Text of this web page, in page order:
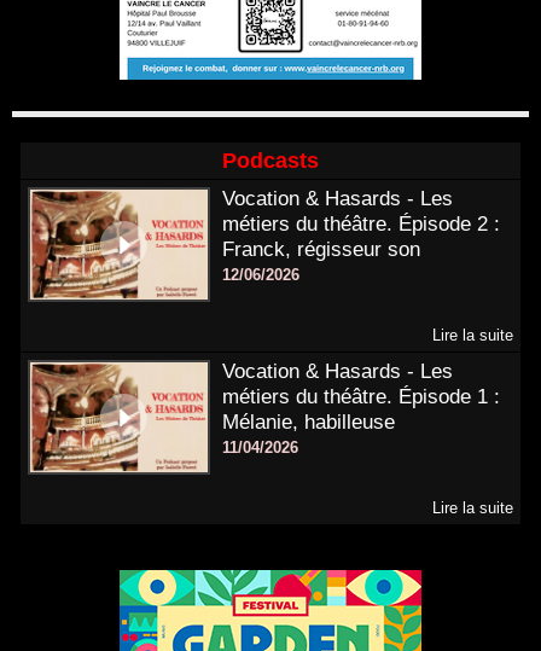
Podcasts
Vocation & Hasards - Les
métiers du théâtre. Épisode 2 :
Franck, régisseur son
12/06/2026
Lire la suite
Vocation & Hasards - Les
métiers du théâtre. Épisode 1 :
Mélanie, habilleuse
11/04/2026
Lire la suite